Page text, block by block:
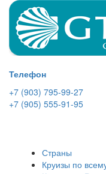
Телефон
+7 (903) 795-99-27
+7 (905) 555-91-95
Страны
Круизы по